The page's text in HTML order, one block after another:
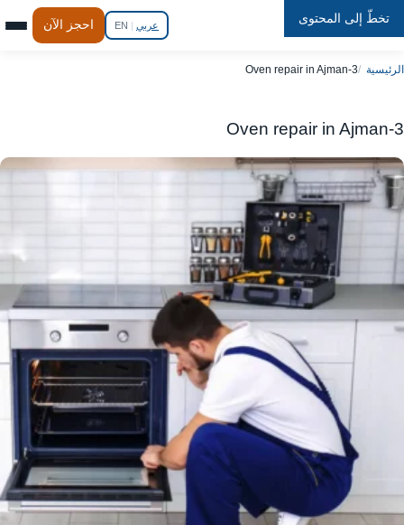
تخطّ إلى المحتوى
RepairIn Home عربي |
EN احجز الآن
الرئيسية Oven repair in Ajman-3
Oven repair in Ajman-3